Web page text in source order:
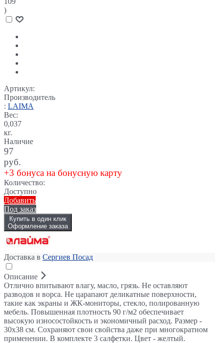
)
Артикул:
Производитель
: LAIMA
Вес:
0,037
кг.
Наличие
97
руб.
+3 бонуса на бонусную карту
Количество:
Доступно
Добавить
Под заказ
Купить в один клик
Оформление заказа
Доставка в Сергиев Посад
Описание
Отлично впитывают влагу, масло, грязь. Не оставляют
разводов и ворса. Не царапают деликатные поверхности,
такие как экраны и ЖК-мониторы, стекло, полированную
мебель. Повышенная плотность 90 г/м2 обеспечивает
высокую износостойкость и экономичный расход. Размер -
30х38 см. Сохраняют свои свойства даже при многократном
применении. В комплекте 3 салфетки. Цвет - желтый.